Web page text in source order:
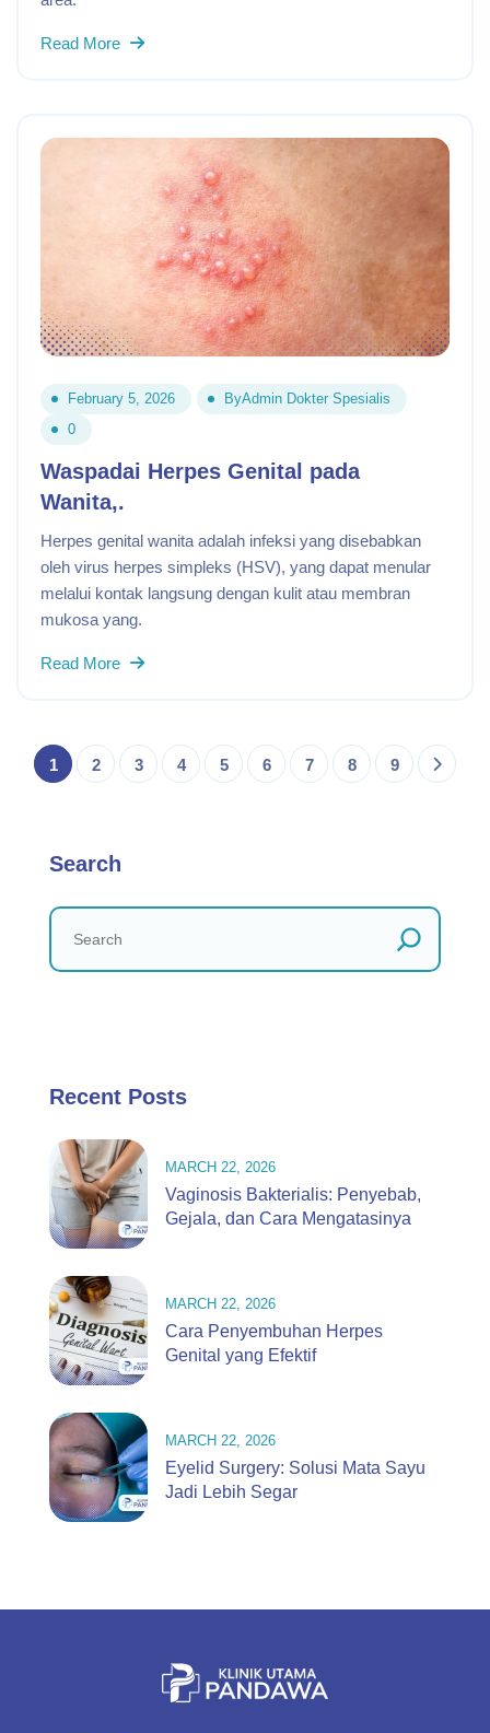
Read More
February 5, 2026 ByAdmin Dokter Spesialis
0
Waspadai Herpes Genital pada
Wanita,.
Herpes genital wanita adalah infeksi yang disebabkan
oleh virus herpes simpleks (HSV), yang dapat menular
melalui kontak langsung dengan kulit atau membran
mukosa yang.
Read More
1 2 3 4 5 6 7 8 9
Search
Recent Posts
MARCH 22, 2026
Vaginosis Bakterialis: Penyebab,
Gejala, dan Cara Mengatasinya
MARCH 22, 2026
Cara Penyembuhan Herpes
Genital yang Efektif
MARCH 22, 2026
Eyelid Surgery: Solusi Mata Sayu
Jadi Lebih Segar